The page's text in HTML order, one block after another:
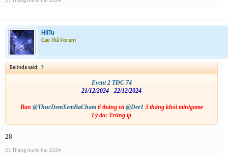
HiiTu
Cao Thủ Forum
Belinda said: ↑
Event 2 TĐC 74
21/12/2024 - 22/12/2024
Ban @ThucDemXemBaCham6 tháng và @Dee1 3 tháng khỏi minigame
Lý do: Trùng ip
28
21 Tháng mười hai 2024